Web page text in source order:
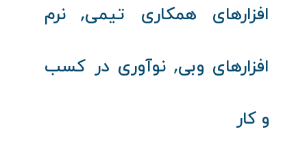
افزارهای همکاری تیمی, نرم‌
افزارهای وبی, نوآوری در کسب‌
و کار